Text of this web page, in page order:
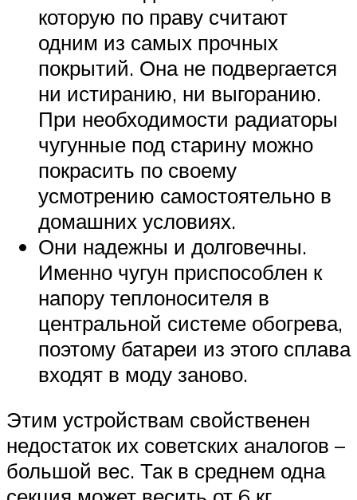
которую по праву считают
одним из самых прочных
покрытий. Она не подвергается
ни истиранию, ни выгоранию.
При необходимости радиаторы
чугунные под старину можно
покрасить по своему
усмотрению самостоятельно в
домашних условиях.
Они надежны и долговечны.
Именно чугун приспособлен к
напору теплоносителя в
центральной системе обогрева,
поэтому батареи из этого сплава
входят в моду заново.
Этим устройствам свойственен
недостаток их советских аналогов –
большой вес. Так в среднем одна